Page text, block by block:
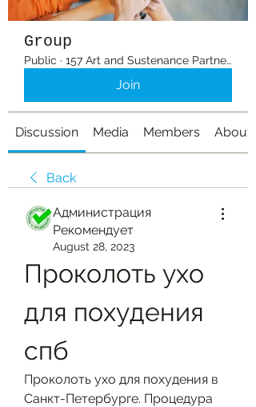
Group
Public · 157 Art and Sustenance Partners
Join
Discussion Media Members About
Back
Администрация
Рекомендует
August 28, 2023
Проколоть ухо
для похудения
спб
Проколоть ухо для похудения в
Санкт-Петербурге. Процедура